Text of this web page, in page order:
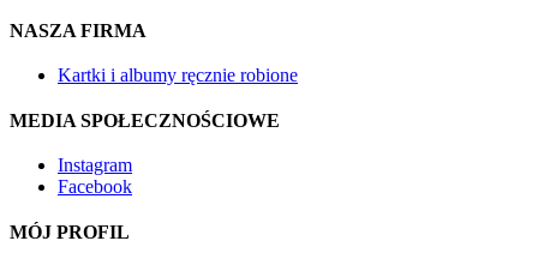
NASZA FIRMA
Kartki i albumy ręcznie robione
MEDIA SPOŁECZNOŚCIOWE
Instagram
Facebook
MÓJ PROFIL